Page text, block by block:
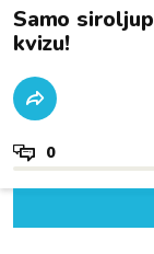
Samo
kvizu!
0